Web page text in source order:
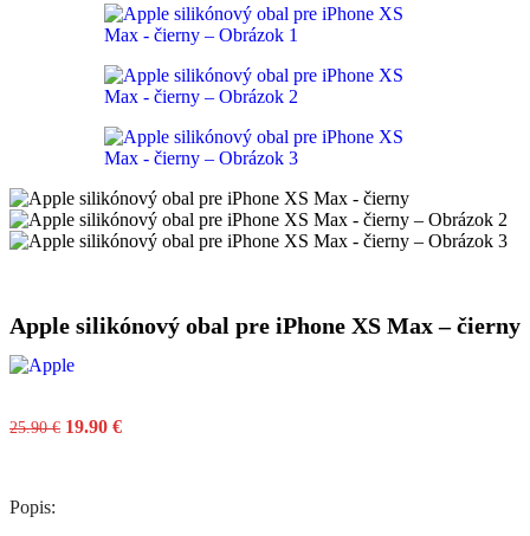
Apple silikónový obal pre iPhone XS Max – čierny
25.90€ 19.90 €
Popis: